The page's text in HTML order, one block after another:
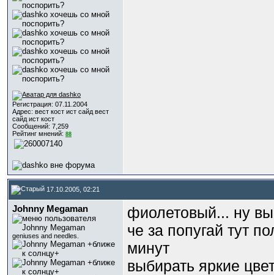
Регистрация: 07.11.2004
Адрес: вест кост ист сайд вест
сайд ист кост
Сообщений: 7,259
Рейтинг мнений: 88
17.10.2005, 02:21
Johnny Megaman
geniuses and needles.
фиолетовый... ну
че за попугай тут
минут
выбирать яркие